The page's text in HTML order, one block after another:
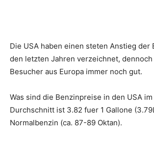
Die USA haben einen steten Anstieg der
den letzten Jahren verzeichnet,
Besucher aus Europa immer noch gut.
Was sind die Benzinpreise in den USA im
Durchschnitt ist 3.82 fuer 1 Gallone
Normalbenzin (ca. 87-89 Oktan).